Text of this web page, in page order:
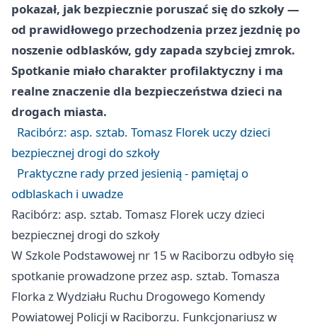
pokazał, jak bezpiecznie poruszać się do szkoły —
od prawidłowego przechodzenia przez jezdnię po
noszenie odblasków, gdy zapada szybciej zmrok.
Spotkanie miało charakter profilaktyczny i ma
realne znaczenie dla bezpieczeństwa dzieci na
drogach miasta.
Racibórz: asp. sztab. Tomasz Florek uczy dzieci
bezpiecznej drogi do szkoły
Praktyczne rady przed jesienią - pamiętaj o
odblaskach i uwadze
Racibórz: asp. sztab. Tomasz Florek uczy dzieci
bezpiecznej drogi do szkoły
W Szkole Podstawowej nr 15 w Raciborzu odbyło się
spotkanie prowadzone przez asp. sztab. Tomasza
Florka z Wydziału Ruchu Drogowego Komendy
Powiatowej Policji w Raciborzu. Funkcjonariusz w